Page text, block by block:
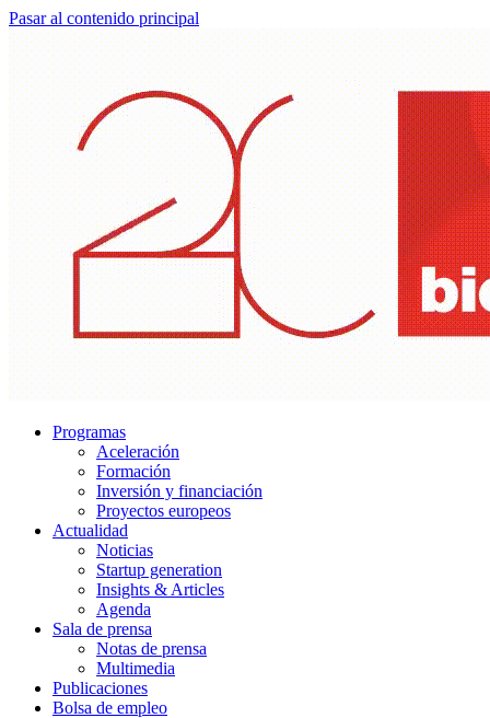
Pasar al contenido principal
Programas
Aceleración
Formación
Inversión y financiación
Proyectos europeos
Actualidad
Noticias
Startup generation
Insights & Articles
Agenda
Sala de prensa
Notas de prensa
Multimedia
Publicaciones
Bolsa de empleo